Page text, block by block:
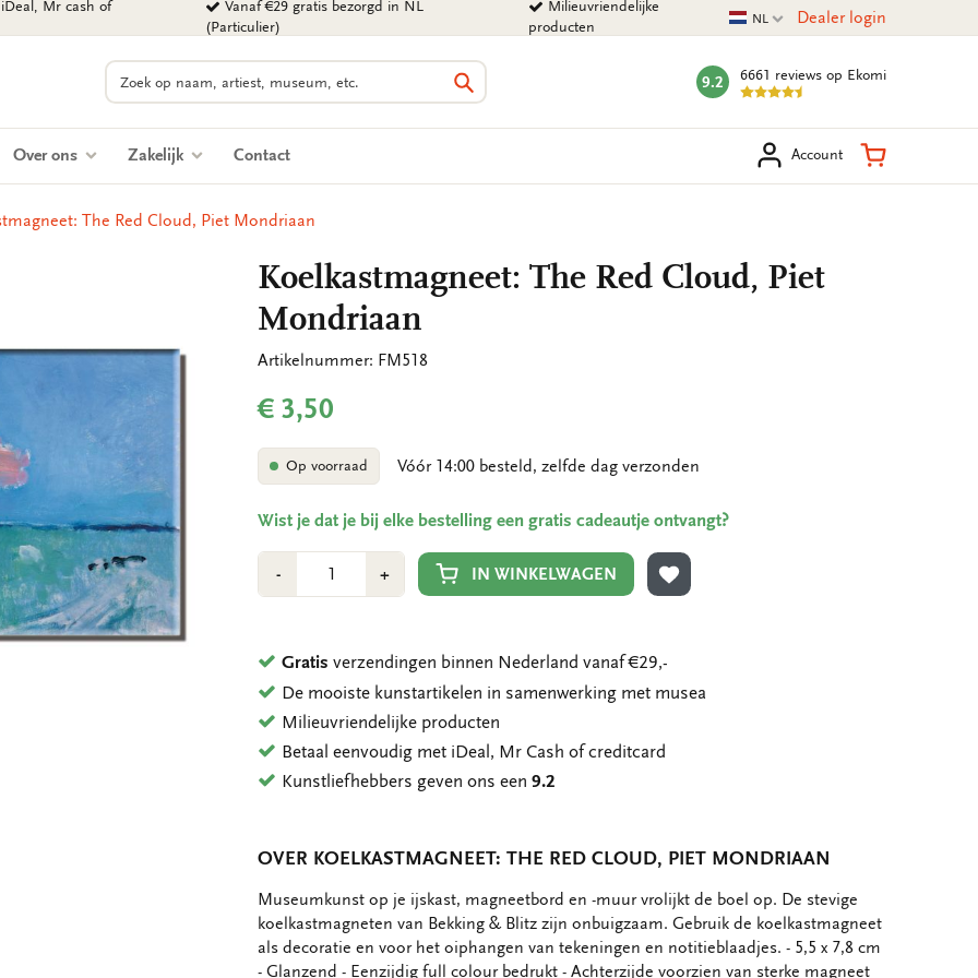
Mr cash of
Vanaf €29 gratis bezorgd in NL
(Particulier)
Milieuvriendelijke
producten
Huidige taal
NL Dealer login
Zoeken
Zoeken
mark:
9.2 6661 reviews op Ekomi
Over ons Zakelijk Contact Account Winkelmand
The Red Cloud, Piet Mondriaan
Koelkastmagneet: The Red Cloud, Piet
Mondriaan
Artikelnummer: FM518
€ 3,50
Op voorraad Vóór 14:00 besteld, zelfde dag verzonden
Wist je dat je bij elke bestelling een gratis cadeautje ontvangt?
-Min
1
+Plus
1
IN WINKELWAGEN
TOEVOEGEN AAN VERLANGLIJST
Gratis verzendingen binnen Nederland vanaf €29,-
De mooiste kunstartikelen in samenwerking met musea
Milieuvriendelijke producten
Betaal eenvoudig met iDeal, Mr Cash of creditcard
Kunstliefhebbers geven ons een9.2
OVER KOELKASTMAGNEET: THE RED CLOUD, PIET MONDRIAAN
OMSCHRIJVING
Museumkunst op je ijskast, magneetbord en -muur vrolijkt de boel op. De stevige
koelkastmagneten van Bekking & Blitz zijn onbuigzaam. Gebruik de koelkastmagneet
als decoratie en voor het oiphangen van tekeningen en notitieblaadjes. - 5,5 x 7,8 cm
- Glanzend - Eenzijdig full colour bedrukt - Achterzijde voorzien van sterke magneet